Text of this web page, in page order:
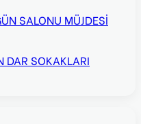
SALONU MÜJDESİ
DAR SOKAKLARI